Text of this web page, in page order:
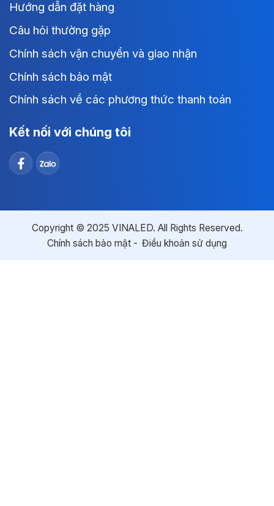
Hướng dẫn đặt hàng
Câu hỏi thường gặp
Chính sách vận chuyển và giao nhận
Chính sách bảo mật
Chính sách về các phương thức thanh toán
Kết nối với chúng tôi
Copyright © 2025 VINALED. All Rights Reserved.
Chính sách bảo mật
Điều khoản sử dụng